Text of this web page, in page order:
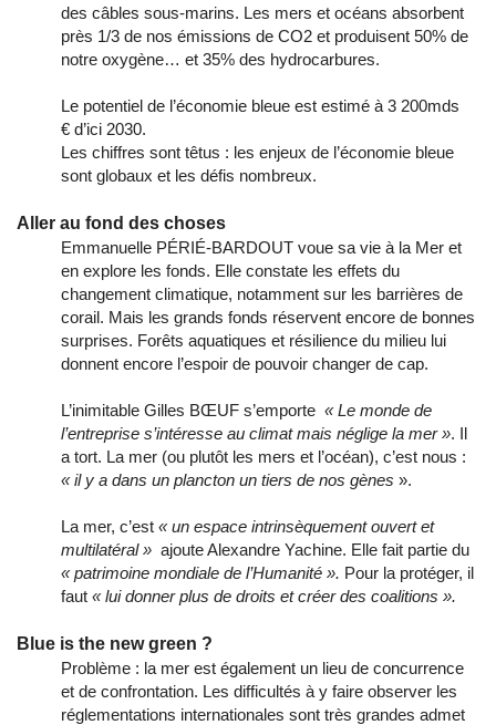
des câbles sous-marins. Les mers et océans absorbent
près 1/3 de nos émissions de CO2 et produisent 50% de
notre oxygène… et 35% des hydrocarbures.
Le potentiel de l’économie bleue est estimé à 3 200mds
€ d’ici 2030.
Les chiffres sont têtus : les enjeux de l’économie bleue
sont globaux et les défis nombreux.
Aller au fond des choses
Emmanuelle PÉRIÉ-BARDOUT voue sa vie à la Mer et
en explore les fonds. Elle constate les effets du
changement climatique, notamment sur les barrières de
corail. Mais les grands fonds réservent encore de bonnes
surprises. Forêts aquatiques et résilience du milieu lui
donnent encore l’espoir de pouvoir changer de cap.
L’inimitable Gilles BŒUF s’emporte « Le monde de
l’entreprise s’intéresse au climat mais néglige la mer ». Il
a tort. La mer (ou plutôt les mers et l’océan), c’est nous :
« il y a dans un plancton un tiers de nos gènes ».
La mer, c’est « un espace intrinsèquement ouvert et
multilatéral » ajoute Alexandre Yachine. Elle fait partie du
« patrimoine mondiale de l’Humanité ». Pour la protéger, il
faut « lui donner plus de droits et créer des coalitions ».
Blue is the new green ?
Problème : la mer est également un lieu de concurrence
et de confrontation. Les difficultés à y faire observer les
réglementations internationales sont très grandes admet